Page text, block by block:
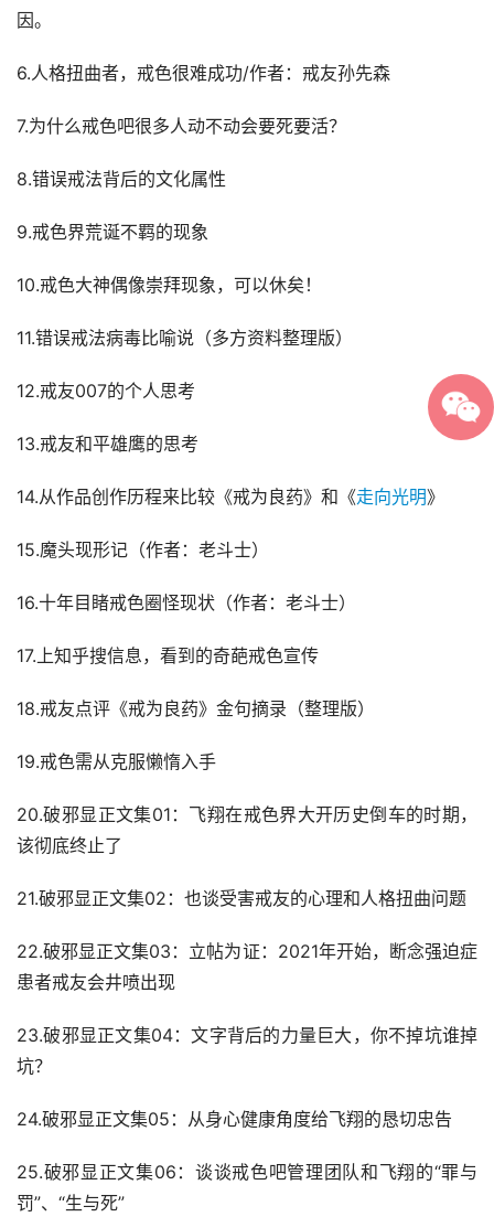
因。
6.人格扭曲者，戒色很难成功/作者：戒友孙先森
7.为什么戒色吧很多人动不动会要死要活？
8.错误戒法背后的文化属性
9.戒色界荒诞不羁的现象
10.戒色大神偶像崇拜现象，可以休矣！
11.错误戒法病毒比喻说（多方资料整理版）
12.戒友007的个人思考
13.戒友和平雄鹰的思考
14.从作品创作历程来比较《戒为良药》和《走向光明》
15.魔头现形记（作者：老斗士）
16.十年目睹戒色圈怪现状（作者：老斗士）
17.上知乎搜信息，看到的奇葩戒色宣传
18.戒友点评《戒为良药》金句摘录（整理版）
19.戒色需从克服懒惰入手
20.破邪显正文集01：飞翔在戒色界大开历史倒车的时期，
该彻底终止了
21.破邪显正文集02：也谈受害戒友的心理和人格扭曲问题
22.破邪显正文集03：立帖为证：2021年开始，断念强迫症
患者戒友会井喷出现
23.破邪显正文集04：文字背后的力量巨大，你不掉坑谁掉
坑？
24.破邪显正文集05：从身心健康角度给飞翔的恳切忠告
25.破邪显正文集06：谈谈戒色吧管理团队和飞翔的“罪与
罚”、“生与死”